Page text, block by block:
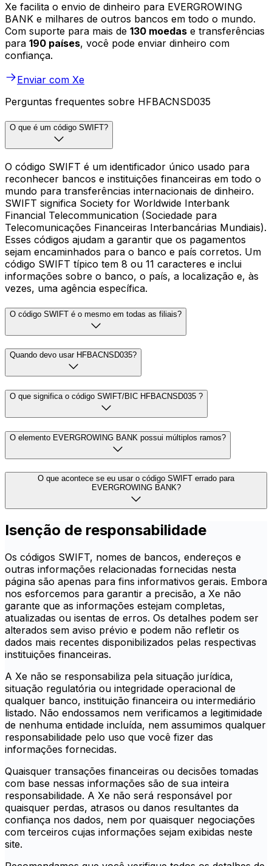
Xe facilita o envio de dinheiro para EVERGROWING
BANK e milhares de outros bancos em todo o mundo.
Com suporte para mais de 130 moedas e transferências
para 190 países, você pode enviar dinheiro com
confiança.
Enviar com Xe
Perguntas frequentes sobre HFBACNSD035
O que é um código SWIFT?
O código SWIFT é um identificador único usado para
reconhecer bancos e instituições financeiras em todo o
mundo para transferências internacionais de dinheiro.
SWIFT significa Society for Worldwide Interbank
Financial Telecommunication (Sociedade para
Telecomunicações Financeiras Interbancárias Mundiais).
Esses códigos ajudam a garantir que os pagamentos
sejam encaminhados para o banco e país corretos. Um
código SWIFT típico tem 8 ou 11 caracteres e inclui
informações sobre o banco, o país, a localização e, às
vezes, uma agência específica.
O código SWIFT é o mesmo em todas as filiais?
Quando devo usar HFBACNSD035?
O que significa o código SWIFT/BIC HFBACNSD035 ?
O elemento EVERGROWING BANK possui múltiplos ramos?
O que acontece se eu usar o código SWIFT errado para
EVERGROWING BANK?
Isenção de responsabilidade
Os códigos SWIFT, nomes de bancos, endereços e
outras informações relacionadas fornecidas nesta
página são apenas para fins informativos gerais. Embora
nos esforcemos para garantir a precisão, a Xe não
garante que as informações estejam completas,
atualizadas ou isentas de erros. Os detalhes podem ser
alterados sem aviso prévio e podem não refletir os
dados mais recentes disponibilizados pelas respectivas
instituições financeiras.
A Xe não se responsabiliza pela situação jurídica,
situação regulatória ou integridade operacional de
qualquer banco, instituição financeira ou intermediário
listado. Não endossamos nem verificamos a legitimidade
de nenhuma entidade incluída, nem assumimos qualquer
responsabilidade pelo uso que você fizer das
informações fornecidas.
Quaisquer transações financeiras ou decisões tomadas
com base nessas informações são de sua inteira
responsabilidade. A Xe não será responsável por
quaisquer perdas, atrasos ou danos resultantes da
confiança nos dados, nem por quaisquer negociações
com terceiros cujas informações sejam exibidas neste
site.